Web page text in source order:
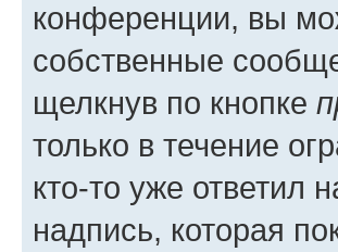
конференции, вы
собственные
щелкнув по кнопке
только в течение
кто-то уже ответил
надпись, которая